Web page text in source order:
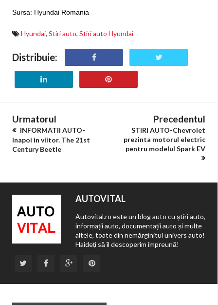
Sursa: Hyundai Romania
Hyundai, Stiri auto, Stiri auto Hyundai
Distribuie:
Urmatorul
INFORMATII AUTO-
Inapoi in viitor. The 21st
Century Beetle
Precedentul
STIRI AUTO-Chevrolet
prezinta motorul electric
pentru modelul Spark EV
AUTOVITAL
Autovital.ro este un blog auto cu știri auto,
informații auto, documentații auto și multe
altele, toate din nemărginitul univers auto!
Haideți să îl descoperim împreună!